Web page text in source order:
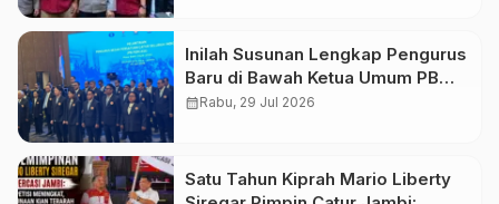
Inilah Susunan Lengkap Pengurus
Baru di Bawah Ketua Umum PB
PERCASI Agustiar Sabran
calendar_monthRabu, 29 Jul 2026
Satu Tahun Kiprah Mario Liberty